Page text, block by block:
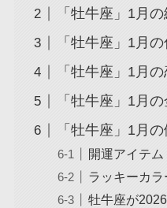
「牡牛座」1
「牡牛座」1
「牡牛座」1
「牡牛座」1
「牡牛座」1
開運アイテム
ラッキーカラ
牡牛座が